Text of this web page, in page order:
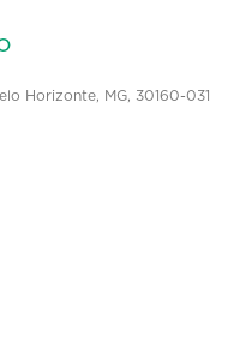
Horizonte, MG, 30160-031